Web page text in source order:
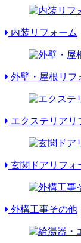
内装リフォーム
外壁・屋根リフ
エクステリアリ
玄関ドアリフォ
外構工事その他